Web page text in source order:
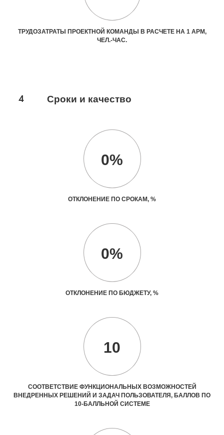
ТРУДОЗАТРАТЫ ПРОЕКТНОЙ КОМАНДЫ В РАСЧЕТЕ НА 1 АРМ,
ЧЕЛ.-ЧАС.
4 Сроки и качество
0%
ОТКЛОНЕНИЕ ПО СРОКАМ, %
0%
ОТКЛОНЕНИЕ ПО БЮДЖЕТУ, %
10
СООТВЕТСТВИЕ ФУНКЦИОНАЛЬНЫХ ВОЗМОЖНОСТЕЙ
ВНЕДРЕННЫХ РЕШЕНИЙ И ЗАДАЧ ПОЛЬЗОВАТЕЛЯ, БАЛЛОВ ПО
10-БАЛЛЬНОЙ СИСТЕМЕ